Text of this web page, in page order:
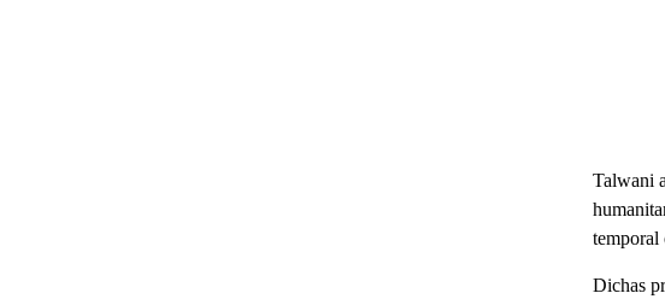
Talwani
temporal
Dichas